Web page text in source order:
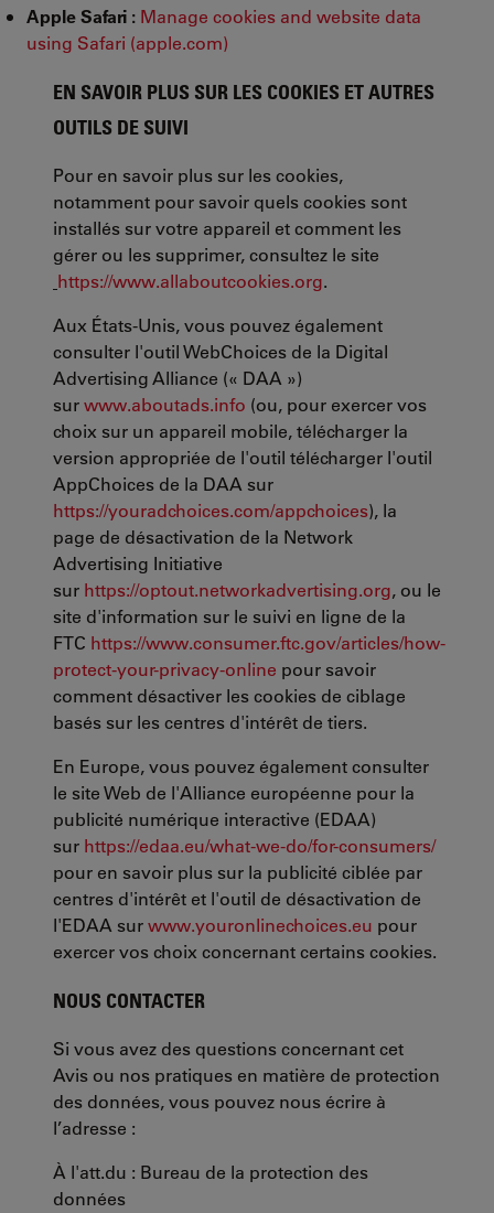
Apple Safari : Manage cookies and website data
using Safari (apple.com)
EN SAVOIR PLUS SUR LES COOKIES ET AUTRES
OUTILS DE SUIVI
Pour en savoir plus sur les cookies,
notamment pour savoir quels cookies sont
installés sur votre appareil et comment les
gérer ou les supprimer, consultez le site
https://www.allaboutcookies.org.
Aux États-Unis, vous pouvez également
consulter l'outil WebChoices de la Digital
Advertising Alliance (« DAA »)
surwww.aboutads.info (ou, pour exercer vos
choix sur un appareil mobile, télécharger la
version appropriée de l'outil télécharger l'outil
AppChoices de la DAA sur
https://youradchoices.com/appchoices), la
page de désactivation de la Network
Advertising Initiative
sur https://optout.networkadvertising.org, ou le
site d'information sur le suivi en ligne de la
FTC https://www.consumer.ftc.gov/articles/how-
protect-your-privacy-online pour savoir
comment désactiver les cookies de ciblage
basés sur les centres d'intérêt de tiers.
En Europe, vous pouvez également consulter
le site Web de l'Alliance européenne pour la
publicité numérique interactive (EDAA)
sur https://edaa.eu/what-we-do/for-consumers/
pour en savoir plus sur la publicité ciblée par
centres d'intérêt et l'outil de désactivation de
l'EDAA surwww.youronlinechoices.eu pour
exercer vos choix concernant certains cookies.
NOUS CONTACTER
Si vous avez des questions concernant cet
Avis ou nos pratiques en matière de protection
des données, vous pouvez nous écrire à
l’adresse :
À l'att.du : Bureau de la protection des
données